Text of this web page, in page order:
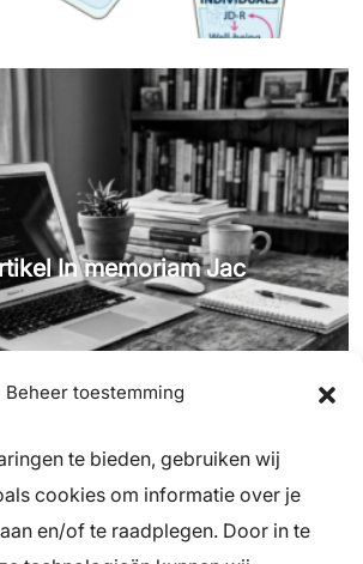
Beheer toestemming
te bieden, gebruiken wij
cookies om informatie over je
en/of te raadplegen. Door in te
In memoriam Jac